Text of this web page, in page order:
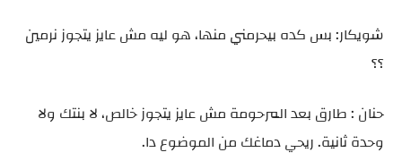
شويكار: بس كده بيحرمني منها، هو ليه مش عايز يتجوز نرمين
؟؟
حنان : طارق بعد المرحومة مش عايز يتجوز خالص، لا بنتك ولا
وحدة ثانية. ريحي دماغك من الموضوع دا.